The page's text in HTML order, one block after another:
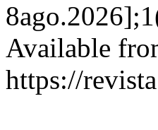
Available
https://